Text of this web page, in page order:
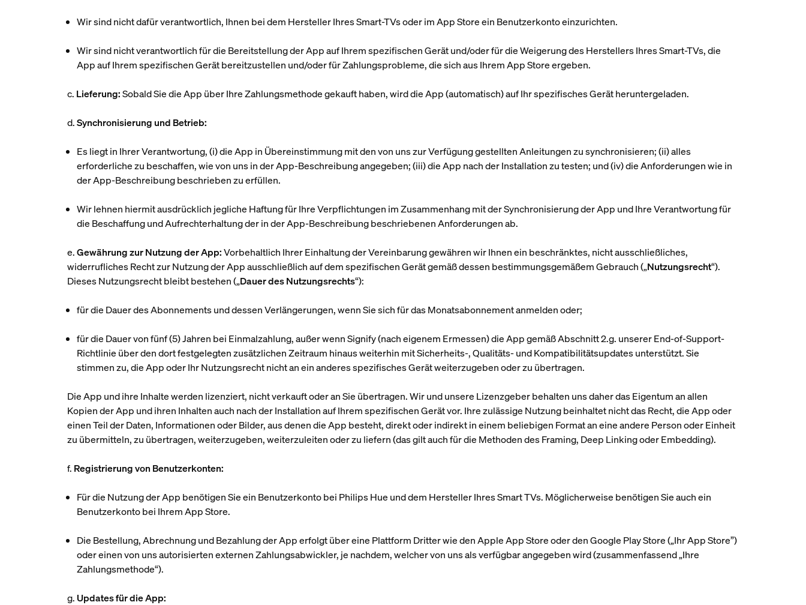
Wir sind nicht dafür verantwortlich, Ihnen bei dem Hersteller Ihres Smart-TVs oder im App Store ein Benutzerkonto einzurichten.
Wir sind nicht verantwortlich für die Bereitstellung der App auf Ihrem spezifischen Gerät und/oder für die Weigerung des Herstellers Ihres Smart-TVs, die
App auf Ihrem spezifischen Gerät bereitzustellen und/oder für Zahlungsprobleme, die sich aus Ihrem App Store ergeben.
c. Lieferung:Sobald Sie die App über Ihre Zahlungsmethode gekauft haben, wird die App (automatisch) auf Ihr spezifisches Gerät heruntergeladen.
d.Synchronisierung und Betrieb:
Es liegt in Ihrer Verantwortung, (i) die App in Übereinstimmung mit den von uns zur Verfügung gestellten Anleitungen zu synchronisieren; (ii) alles
erforderliche zu beschaffen, wie von uns in der App-Beschreibung angegeben; (iii) die App nach der Installation zu testen; und (iv) die Anforderungen wie in
der App-Beschreibung beschrieben zu erfüllen.
Wir lehnen hiermit ausdrücklich jegliche Haftung für Ihre Verpflichtungen im Zusammenhang mit der Synchronisierung der App und Ihre Verantwortung für
die Beschaffung und Aufrechterhaltung der in der App-Beschreibung beschriebenen Anforderungen ab.
e.Gewährung zur Nutzung der App:Vorbehaltlich Ihrer Einhaltung der Vereinbarung gewähren wir Ihnen ein beschränktes, nicht ausschließliches,
widerrufliches Recht zur Nutzung der App ausschließlich auf dem spezifischen Gerät gemäß dessen bestimmungsgemäßem Gebrauch („Nutzungsrecht“).
Dieses Nutzungsrecht bleibt bestehen („Dauer des Nutzungsrechts“):
für die Dauer des Abonnements und dessen Verlängerungen, wenn Sie sich für das Monatsabonnement anmelden oder;
für die Dauer von fünf (5) Jahren bei Einmalzahlung, außer wenn Signify (nach eigenem Ermessen) die App gemäß Abschnitt 2.g. unserer End-of-Support-
Richtlinie über den dort festgelegten zusätzlichen Zeitraum hinaus weiterhin mit Sicherheits-, Qualitäts- und Kompatibilitätsupdates unterstützt. Sie
stimmen zu, die App oder Ihr Nutzungsrecht nicht an ein anderes spezifisches Gerät weiterzugeben oder zu übertragen.
Die App und ihre Inhalte werden lizenziert, nicht verkauft oder an Sie übertragen. Wir und unsere Lizenzgeber behalten uns daher das Eigentum an allen
Kopien der App und ihren Inhalten auch nach der Installation auf Ihrem spezifischen Gerät vor. Ihre zulässige Nutzung beinhaltet nicht das Recht, die App oder
einen Teil der Daten, Informationen oder Bilder, aus denen die App besteht, direkt oder indirekt in einem beliebigen Format an eine andere Person oder Einheit
zu übermitteln, zu übertragen, weiterzugeben, weiterzuleiten oder zu liefern (das gilt auch für die Methoden des Framing, Deep Linking oder Embedding).
f. Registrierung von Benutzerkonten:
Für die Nutzung der App benötigen Sie ein Benutzerkonto bei Philips Hue und dem Hersteller Ihres Smart TVs. Möglicherweise benötigen Sie auch ein
Benutzerkonto bei Ihrem App Store.
Die Bestellung, Abrechnung und Bezahlung der App erfolgt über eine Plattform Dritter wie den Apple App Store oder den Google Play Store („Ihr App Store”)
oder einen von uns autorisierten externen Zahlungsabwickler, je nachdem, welcher von uns als verfügbar angegeben wird (zusammenfassend „Ihre
Zahlungsmethode“).
g. Updates für die App: